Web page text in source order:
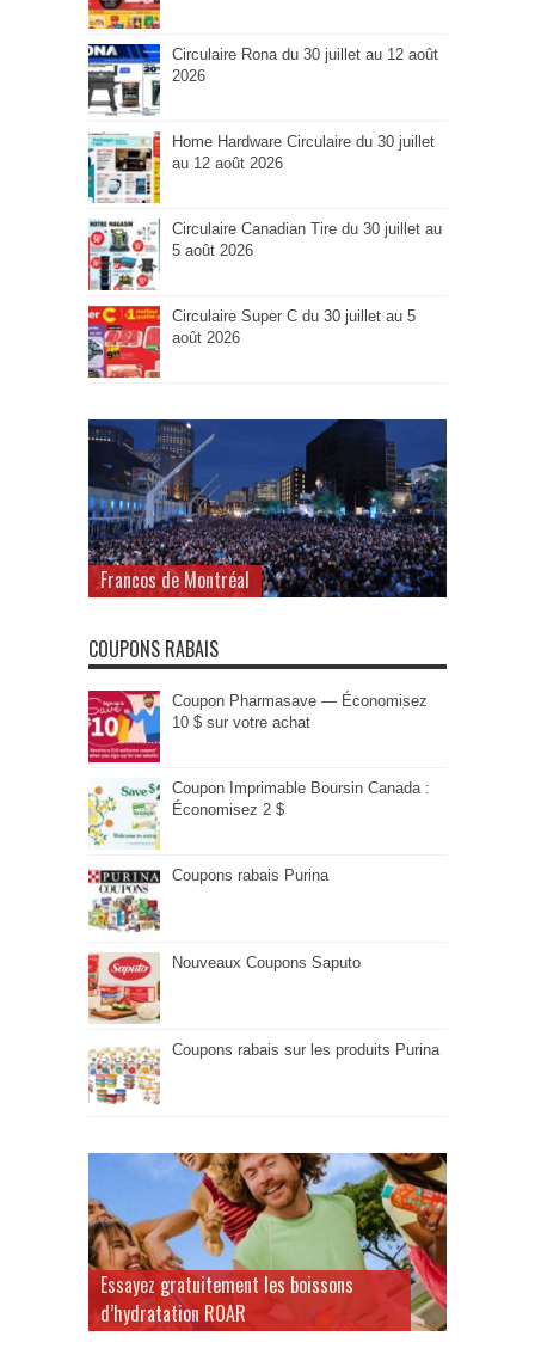
Circulaire Rona du 30 juillet au 12 août
2026
Home Hardware Circulaire du 30 juillet
au 12 août 2026
Circulaire Canadian Tire du 30 juillet au
5 août 2026
Circulaire Super C du 30 juillet au 5
août 2026
Francos de Montréal
COUPONS RABAIS
Coupon Pharmasave — Économisez
10 $ sur votre achat
Coupon Imprimable Boursin Canada :
Économisez 2 $
Coupons rabais Purina
Nouveaux Coupons Saputo
Coupons rabais sur les produits Purina
Essayez gratuitement les boissons
d’hydratation ROAR